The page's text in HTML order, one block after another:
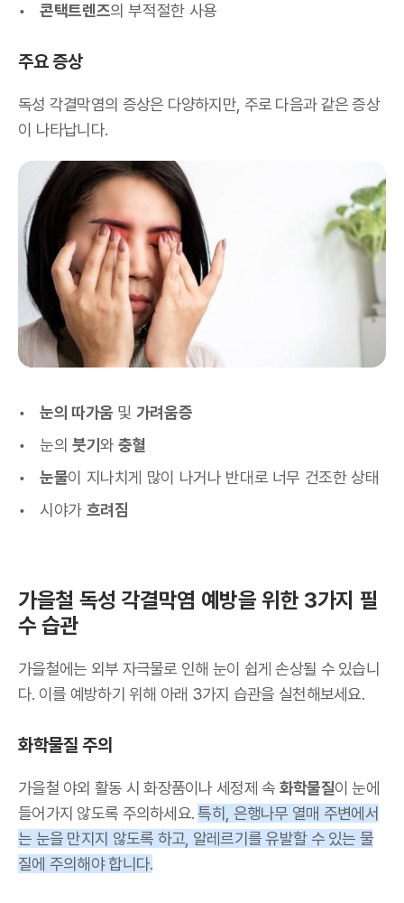
콘택트렌즈의 부적절한 사용
주요 증상
독성 각결막염의 증상은 다양하지만, 주로 다음과 같은 증상
이 나타납니다.
눈의 따가움 및 가려움증
눈의 붓기와충혈
눈물이 지나치게 많이 나거나 반대로 너무 건조한 상태
시야가 흐려짐
가을철 독성 각결막염 예방을 위한 3가지 필
수 습관
가을철에는 외부 자극물로 인해 눈이 쉽게 손상될 수 있습니
다. 이를 예방하기 위해 아래 3가지 습관을 실천해보세요.
화학물질 주의
가을철 야외 활동 시 화장품이나 세정제 속 화학물질이 눈에
들어가지 않도록 주의하세요.특히, 은행나무 열매 주변에서
는 눈을 만지지 않도록 하고, 알레르기를 유발할 수 있는 물
질에 주의해야 합니다.